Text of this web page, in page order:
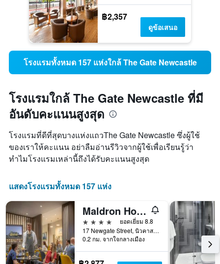
฿2,357
ดูข้อเสนอ
โรงแรมทั้งหมด 157 แห่งใกล้ The Gate Newcastle
โรงแรมใกล้ The Gate Newcastle ที่มี
อันดับคะแนนสูงสุด
โรงแรมที่ดีที่สุดบางแห่งแถวThe Gate Newcastle ซึ่งผู้ใช้
ของเราให้คะแนน อย่าลืมอ่านรีวิวจากผู้ใช้เพื่อเรียนรู้ว่า
ทำไมโรงแรมเหล่านี้ถึงได้รับคะแนนสูงสุด
แสดงโรงแรมทั้งหมด 157 แห่ง
Maldron Hotel Newcastle
4 ดาว
ยอดเยี่ยม 8.8
17 Newgate Street, นิวคาสเซิลอะพอนไทน์, สหราชอาณาจักร
0.2 กม. จากใจกลางเมือง